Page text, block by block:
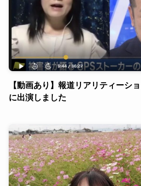
【動画あり】報道リアリティーシ
に出演しました